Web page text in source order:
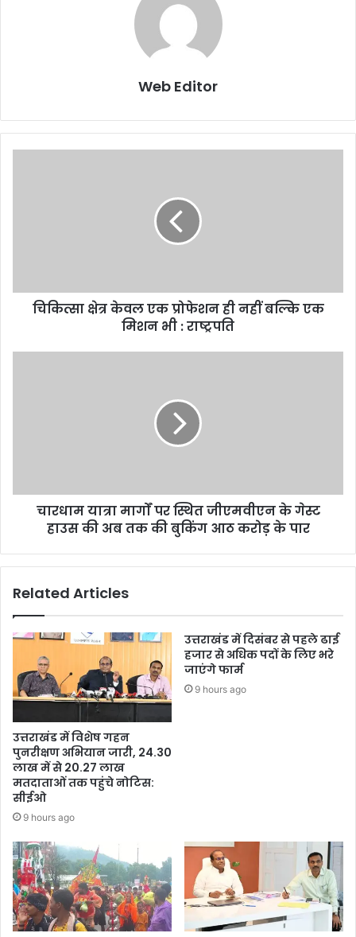
Web Editor
चिकित्सा क्षेत्र केवल एक प्रोफेशन ही नहीं बल्कि एक
मिशन भी : राष्ट्रपति
चारधाम यात्रा मार्गों पर स्थित जीएमवीएन के गेस्ट
हाउस की अब तक की बुकिंग आठ करोड़ के पार
Related Articles
उत्तराखंड में विशेष गहन
पुनरीक्षण अभियान जारी, 24.30
लाख में से 20.27 लाख
मतदाताओं तक पहुंचे नोटिस:
सीईओ
9 hours ago
उत्तराखंड में दिसंबर से पहले ढाई
हजार से अधिक पदों के लिए भरे
जाएंगे फार्म
9 hours ago